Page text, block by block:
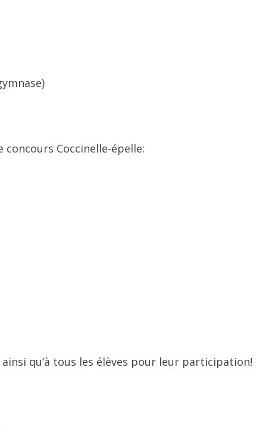
Coccinelle-épelle:
qu’à tous les élèves pour leur participation!